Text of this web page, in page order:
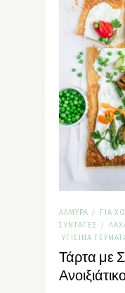
ΑΛΜΥΡΆ / ΓΙΑ
ΣΥΝΤΑΓΈΣ
/
ΥΓΙΕΙΝΆ
Τάρτα με